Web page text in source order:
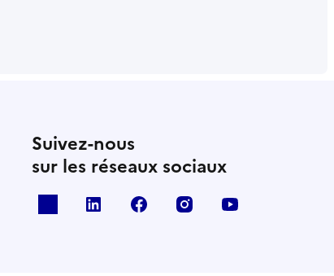
Suivez-nous
sur les réseaux sociaux
linkedin facebook instagram